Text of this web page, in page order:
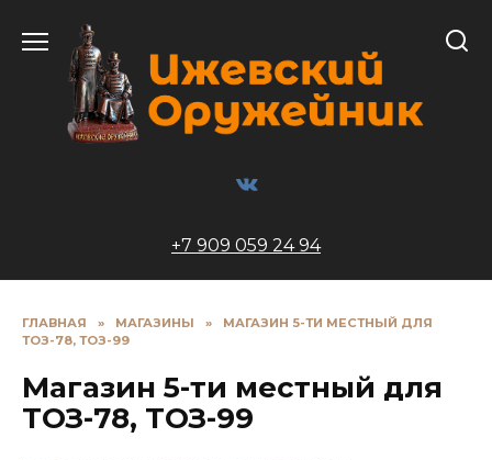
содержанию
+7 909 059 24 94
ГЛАВНАЯ » МАГАЗИНЫ »
МАГАЗИН 5-ТИ МЕСТНЫЙ ДЛЯ
ТОЗ-78, ТОЗ-99
Магазин 5-ти местный для
ТОЗ-78, ТОЗ-99